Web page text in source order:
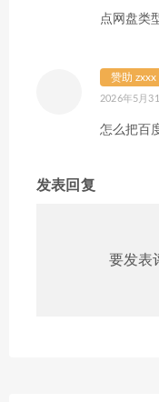
点网盘类
赞助 zxxx
2026年5月
怎么把百
发表回复
要发表